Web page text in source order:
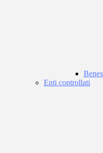
Enti controllati